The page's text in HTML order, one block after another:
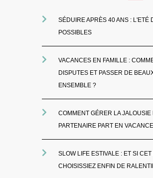
SÉDUIRE APRÈS 40 ANS : L'ETÉ
POSSIBLES
VACANCES EN FAMILLE :
DISPUTES ET PASSER DE
ENSEMBLE ?
COMMENT GÉRER LA
PARTENAIRE PART EN
SLOW LIFE ESTIVALE : ET SI
CHOISISSIEZ ENFIN DE